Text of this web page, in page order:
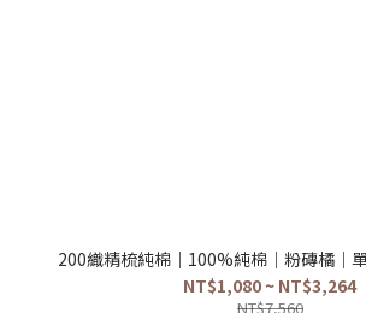
200織精梳純棉｜100%純棉｜粉磚橘｜
NT$1,080 ~ NT$3,264
NT$7,560